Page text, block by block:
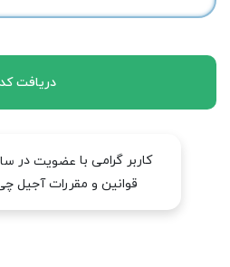
دریافت کد
کاربر گرامی با عضویت در
قوانین و مقررات آجیل